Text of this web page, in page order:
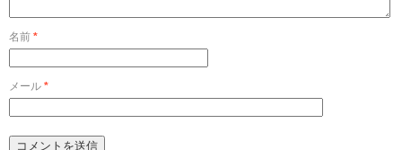
名前 *
メール *